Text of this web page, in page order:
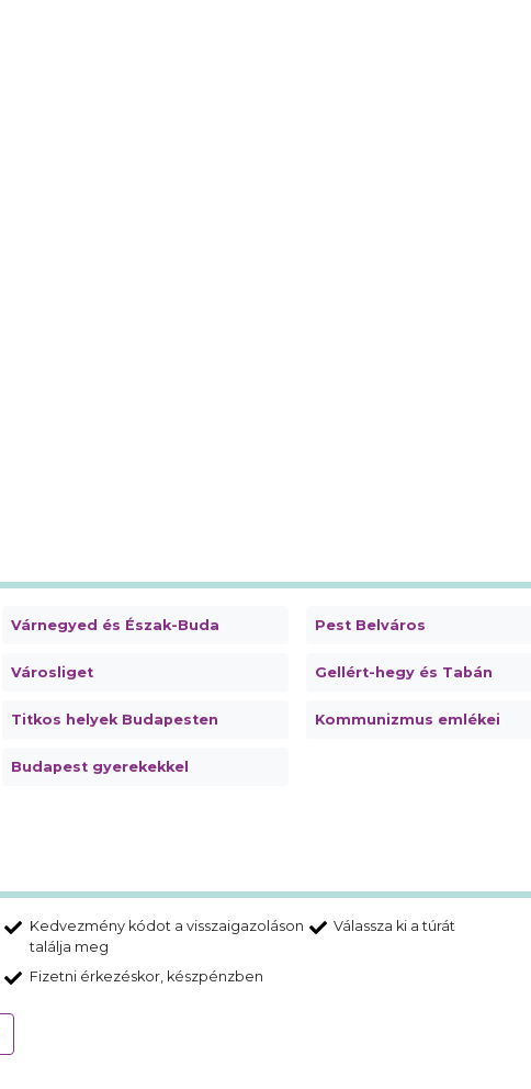
Várnegyed és Észak-Buda Pest Belváros
Városliget Gellért-hegy és Tabán
Titkos helyek Budapesten Kommunizmus emlékei
Budapest gyerekekkel
Kedvezmény kódot a visszaigazoláson
találja meg
Válassza ki a túrát
Fizetni érkezéskor, készpénzben